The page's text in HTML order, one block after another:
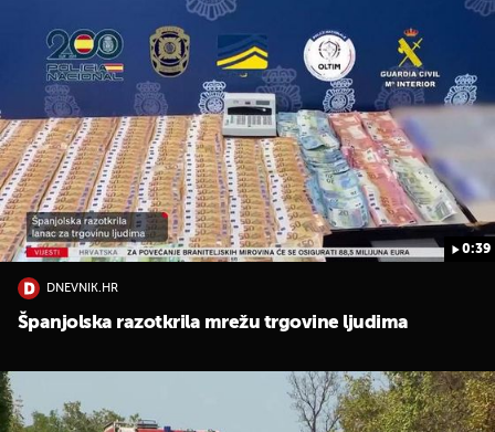
0:39
DNEVNIK.HR
Španjolska razotkrila mrežu trgovine ljudima